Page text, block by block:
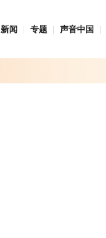
新闻 专题 声音中国